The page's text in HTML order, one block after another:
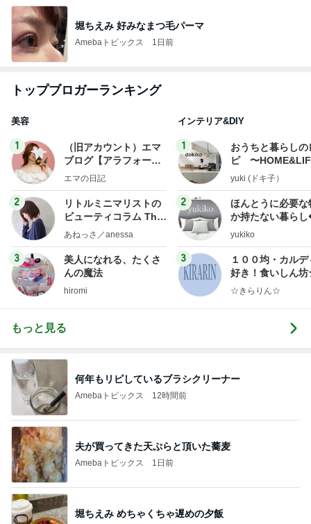
堀ちえみ 好みなまつ毛パーマ
Amebaトピックス 1日前
トップブロガーランキング
美容
1
（旧アカウント）エマ
ブログ【アラフォー会
社売却セカンドライ
エマの日記
2
リトルミニマリストの
ビューティコラム The
little minimalist's bea
あねっさ／anessa
3
美人になれる、たくさ
んの魔法
hiromi
インテリア&DIY
1
おうちと暮らしの
ピ 〜
yuki (ドキ子）
2
ほんとうに必要な
か持たない暮ら
ep Life Simple◆
yukiko
3
１００均・カルデ
好き！食いしん
らりん☆のブログ
☆きらりん☆
もっと見る
何年もリピしているブラシクリーナー
Amebaトピックス 12時間前
夫が買ってきた天ぷらと頂いた蕎麦
Amebaトピックス 1日前
堀ちえみ めちゃくちゃ遅めの夕飯